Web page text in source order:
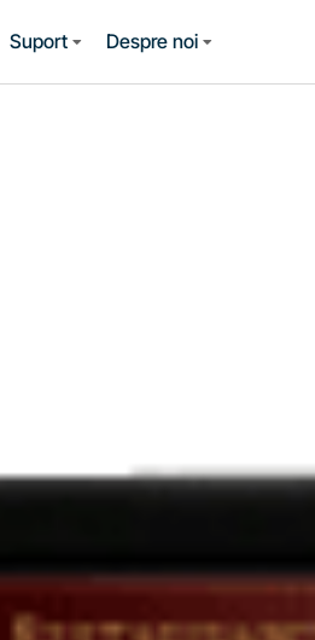
Suport Despre noi